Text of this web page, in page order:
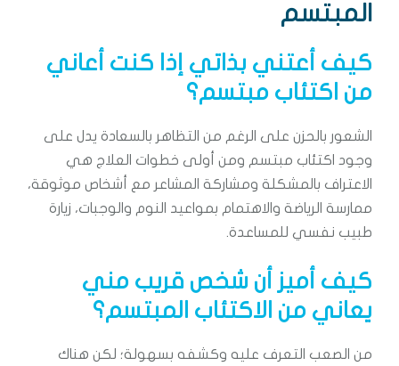
المبتسم
كيف أعتني بذاتي إذا كنت أعاني
من اكتئاب مبتسم؟
الشعور بالحزن على الرغم من التظاهر بالسعادة يدل على
وجود اكتئاب مبتسم ومن أولى خطوات العلاج هي
الاعتراف بالمشكلة ومشاركة المشاعر مع أشخاص موثوقة،
ممارسة الرياضة والاهتمام بمواعيد النوم والوجبات، زيارة
طبيب نفسي للمساعدة.
كيف أميز أن شخص قريب مني
يعاني من الاكتئاب المبتسم؟
من الصعب التعرف عليه وكشفه بسهولة؛ لكن هناك